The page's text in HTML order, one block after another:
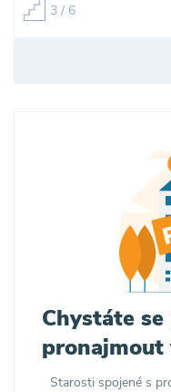
3 / 6
Chystáte
pronajmout
Starosti spojené s